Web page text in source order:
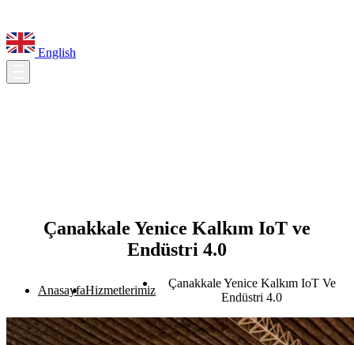
English
Çanakkale Yenice Kalkım IoT ve
Endüstri 4.0
AnasayfaHizmetlerimiz
Çanakkale Yenice Kalkım IoT Ve
Endüstri 4.0